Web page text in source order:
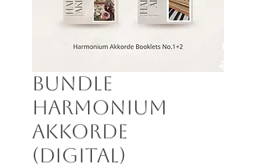
Bundle
Harmonium
Akkorde
(digital)